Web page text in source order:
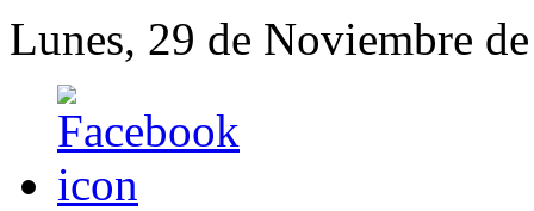
Lunes, 29 de Noviembre